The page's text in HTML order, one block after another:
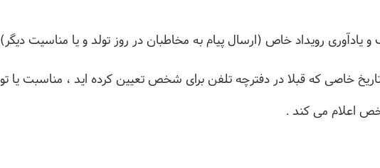
و یادآوری رویداد خاص (ارسال پیام به مخاطبان در روز تولد و یا مناسیت دیگر)
خاصی که قبلا در دفترچه تلفن برای شخص تعیین کرده اید ، مناسبت یا تولد
اعلام می کند .